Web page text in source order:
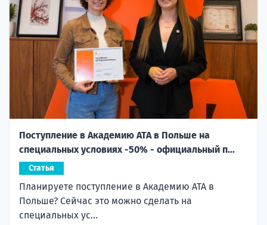
Поступление в Академию ATA в Польше на
специальных условиях -50% - официальный п...
Статья
Планируете поступление в Академию ATA в
Польше? Сейчас это можно сделать на
специальных ус...